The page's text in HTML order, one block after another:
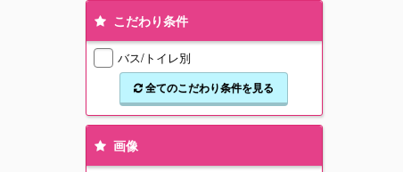
こだわり条件
バス/トイレ別
全てのこだわり条件を見る
画像